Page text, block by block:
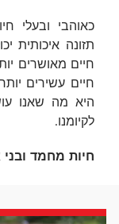
כאוהבי ובעלי
תזונה איכותית
חיים מאושרים
חיים עשירים
היא מה שאנו
לקיומנו.
חיות מחמד